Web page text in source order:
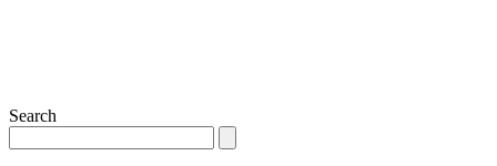
Search